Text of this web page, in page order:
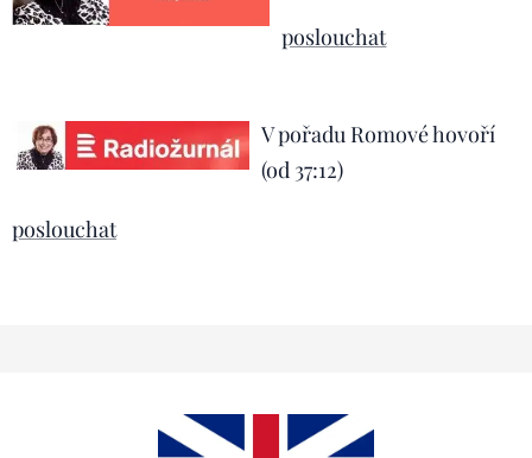
poslouchat
V pořadu Romové hovoří
(od 37:12)
poslouchat